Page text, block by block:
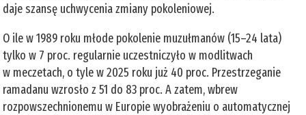
daje szansę uchwycenia zmiany pokoleniowej.
O ile w 1989 roku młode pokolenie muzułmanów (15–24 lata)
tylko w 7 proc. regularnie uczestniczyło w modlitwach
w meczetach, o tyle w 2025 roku już 40 proc. Przestrzeganie
ramadanu wzrosło z 51 do 83 proc. A zatem, wbrew
rozpowszechnionemu w Europie wyobrażeniu o automatycznej